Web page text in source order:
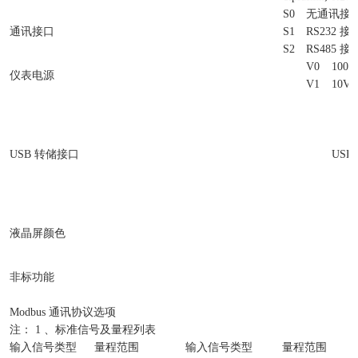
通讯接口
S0
无通讯接
S1
RS232 接
S2
RS485 接
仪表电源
V0
V1
10V
USB 转储接口 USB
液晶屏颜色
非标功能
Modbus 通讯协议选项
注： 1 、标准信号及量程列表
输入信号类型
量程范围 输入信号类型 量程范围